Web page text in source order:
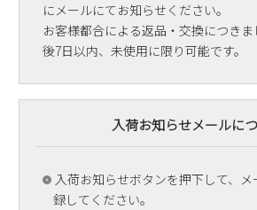
にメールにてお知らせください。
お客様都合による返品・交換につき
後7日以内、未使用に限り可能です。
入荷お知らせメールに
入荷お知らせボタンを押下して、
録してください。